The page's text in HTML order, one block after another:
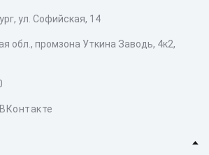
ул. Софийская, 14
обл., промзона Уткина Заводь, 4к2,
ВКонтакте